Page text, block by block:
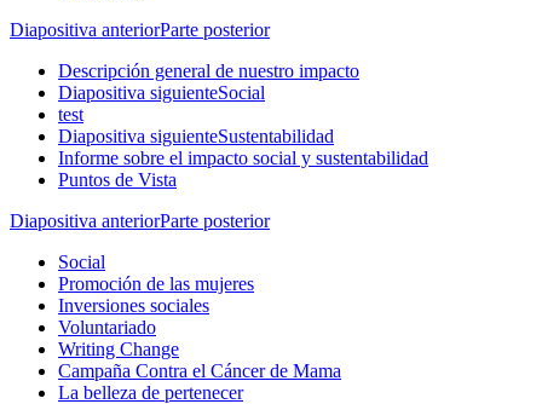
Diapositiva anteriorParte posterior
Descripción general de nuestro impacto
Diapositiva siguienteSocial
test
Diapositiva siguienteSustentabilidad
Informe sobre el impacto social y sustentabilidad
Puntos de Vista
Diapositiva anteriorParte posterior
Social
Promoción de las mujeres
Inversiones sociales
Voluntariado
Writing Change
Campaña Contra el Cáncer de Mama
La belleza de pertenecer